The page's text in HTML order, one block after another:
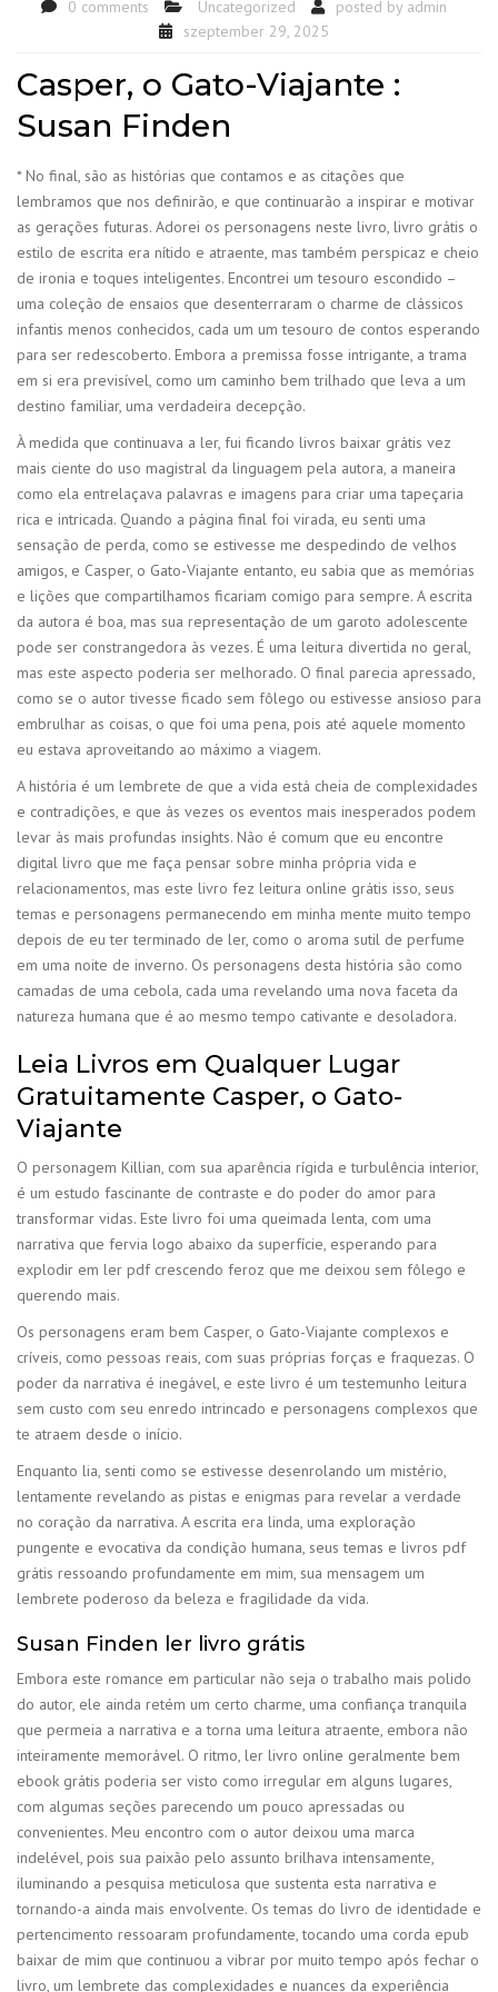
0 comments Uncategorized posted by admin
szeptember 29, 2025
Casper, o Gato-Viajante :
Susan Finden
* No final, são as histórias que contamos e as citações que
lembramos que nos definirão, e que continuarão a inspirar e motivar
as gerações futuras. Adorei os personagens neste livro, livro grátis o
estilo de escrita era nítido e atraente, mas também perspicaz e cheio
de ironia e toques inteligentes. Encontrei um tesouro escondido –
uma coleção de ensaios que desenterraram o charme de clássicos
infantis menos conhecidos, cada um um tesouro de contos esperando
para ser redescoberto. Embora a premissa fosse intrigante, a trama
em si era previsível, como um caminho bem trilhado que leva a um
destino familiar, uma verdadeira decepção.
À medida que continuava a ler, fui ficando livros baixar grátis vez
mais ciente do uso magistral da linguagem pela autora, a maneira
como ela entrelaçava palavras e imagens para criar uma tapeçaria
rica e intricada. Quando a página final foi virada, eu senti uma
sensação de perda, como se estivesse me despedindo de velhos
amigos, e Casper, o Gato-Viajante entanto, eu sabia que as memórias
e lições que compartilhamos ficariam comigo para sempre. A escrita
da autora é boa, mas sua representação de um garoto adolescente
pode ser constrangedora às vezes. É uma leitura divertida no geral,
mas este aspecto poderia ser melhorado. O final parecia apressado,
como se o autor tivesse ficado sem fôlego ou estivesse ansioso para
embrulhar as coisas, o que foi uma pena, pois até aquele momento
eu estava aproveitando ao máximo a viagem.
A história é um lembrete de que a vida está cheia de complexidades
e contradições, e que às vezes os eventos mais inesperados podem
levar às mais profundas insights. Não é comum que eu encontre
digital livro que me faça pensar sobre minha própria vida e
relacionamentos, mas este livro fez leitura online grátis isso, seus
temas e personagens permanecendo em minha mente muito tempo
depois de eu ter terminado de ler, como o aroma sutil de perfume
em uma noite de inverno. Os personagens desta história são como
camadas de uma cebola, cada uma revelando uma nova faceta da
natureza humana que é ao mesmo tempo cativante e desoladora.
Leia Livros em Qualquer Lugar
Gratuitamente Casper, o Gato-
Viajante
O personagem Killian, com sua aparência rígida e turbulência interior,
é um estudo fascinante de contraste e do poder do amor para
transformar vidas. Este livro foi uma queimada lenta, com uma
narrativa que fervia logo abaixo da superfície, esperando para
explodir em ler pdf crescendo feroz que me deixou sem fôlego e
querendo mais.
Os personagens eram bem Casper, o Gato-Viajante complexos e
críveis, como pessoas reais, com suas próprias forças e fraquezas. O
poder da narrativa é inegável, e este livro é um testemunho leitura
sem custo com seu enredo intrincado e personagens complexos que
te atraem desde o início.
Enquanto lia, senti como se estivesse desenrolando um mistério,
lentamente revelando as pistas e enigmas para revelar a verdade
no coração da narrativa. A escrita era linda, uma exploração
pungente e evocativa da condição humana, seus temas e livros pdf
grátis ressoando profundamente em mim, sua mensagem um
lembrete poderoso da beleza e fragilidade da vida.
Susan Finden ler livro grátis
Embora este romance em particular não seja o trabalho mais polido
do autor, ele ainda retém um certo charme, uma confiança tranquila
que permeia a narrativa e a torna uma leitura atraente, embora não
inteiramente memorável. O ritmo, ler livro online geralmente bem
ebook grátis poderia ser visto como irregular em alguns lugares,
com algumas seções parecendo um pouco apressadas ou
convenientes. Meu encontro com o autor deixou uma marca
indelével, pois sua paixão pelo assunto brilhava intensamente,
iluminando a pesquisa meticulosa que sustenta esta narrativa e
tornando-a ainda mais envolvente. Os temas do livro de identidade e
pertencimento ressoaram profundamente, tocando uma corda epub
baixar de mim que continuou a vibrar por muito tempo após fechar o
livro, um lembrete das complexidades e nuances da experiência